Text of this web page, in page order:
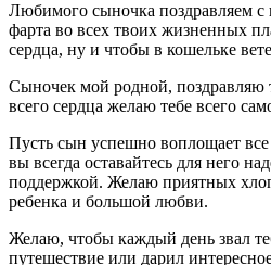
Любимого сыночка поздравляем
фарта во всех твоих жизненных
сердца, ну и чтобы в кошельке
Сыночек мой родной, поздравляю
всего сердца желаю тебе всего
Пусть сын успешно воплощает все
вы всегда оставайтесь для него
поддержкой. Желаю приятных
ребенка и большой любви.
Желаю, чтобы каждый день звал
путешествие или дарил